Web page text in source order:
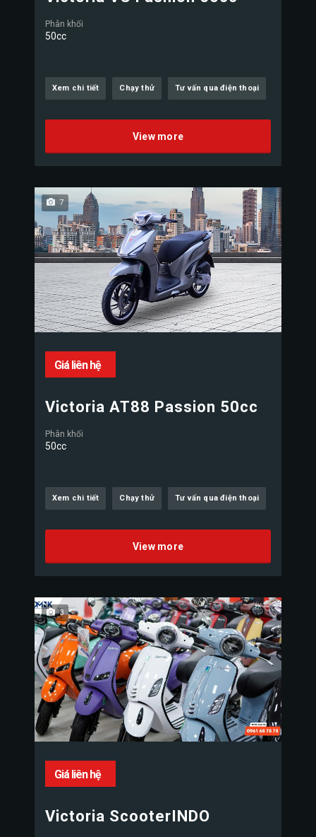
Phân khối
50cc
Xem chi tiết Chạy thử Tư vấn qua điện thoại
View more
7
Giá liên hệ
Victoria AT88 Passion 50cc
Phân khối
50cc
Xem chi tiết Chạy thử Tư vấn qua điện thoại
View more
3
Giá liên hệ
Victoria ScooterINDO